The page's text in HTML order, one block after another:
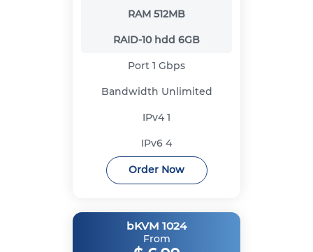
RAM 512MB
RAID-10 hdd 6GB
Port 1 Gbps
Bandwidth Unlimited
IPv41
IPv6 4
Order Now
bKVM 1024
From